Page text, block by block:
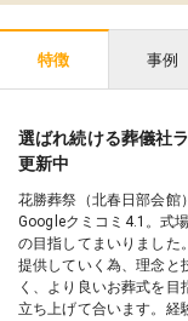
特徴 事例
選ばれ続ける葬儀社
更新中
花勝葬祭（北春日部会館
Googleクミコミ4.1。式
の目指してまいりました
提供していく為、理念と
く、より良いお葬式を
立ち上げて合います。経